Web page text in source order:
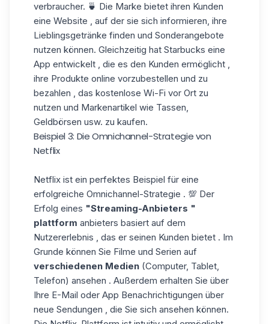
verbraucher. 🍵 Die Marke bietet ihren Kunden
eine Website , auf der sie sich informieren, ihre
Lieblingsgetränke finden und Sonderangebote
nutzen können. Gleichzeitig hat Starbucks eine
App entwickelt , die es den Kunden ermöglicht ,
ihre Produkte online vorzubestellen und zu
bezahlen , das kostenlose Wi-Fi vor Ort zu
nutzen und Markenartikel wie Tassen,
Geldbörsen usw. zu kaufen.
Beispiel 3: Die Omnichannel-Strategie von
Netflix
Netflix ist ein perfektes Beispiel für eine
erfolgreiche Omnichannel-Strategie . 💯 Der
Erfolg eines "Streaming-Anbieters "
plattform anbieters basiert auf dem
Nutzererlebnis , das er seinen Kunden bietet . Im
Grunde können Sie Filme und Serien auf
verschiedenen Medien (Computer, Tablet,
Telefon) ansehen . Außerdem erhalten Sie über
Ihre E-Mail oder App Benachrichtigungen über
neue Sendungen , die Sie sich ansehen können.